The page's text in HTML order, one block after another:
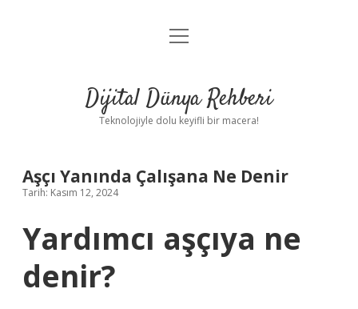
Anasayfa
Yasal Uyarı
menüyü
Dijital Dünya Rehberi
Teknolojiyle dolu keyifli bir macera!
Aşçı Yanında Çalışana Ne Denir
Tarih: Kasım 12, 2024
Yardımcı aşçıya ne
denir?